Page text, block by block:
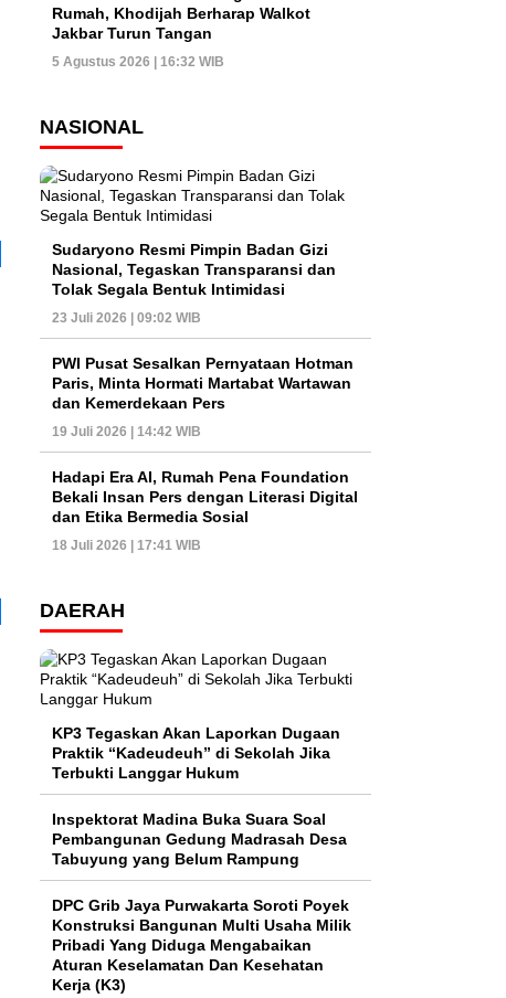
Rumah, Khodijah Berharap Walkot
Jakbar Turun Tangan
5 Agustus 2026 | 16:32 WIB
NASIONAL
Sudaryono Resmi Pimpin Badan Gizi
Nasional, Tegaskan Transparansi dan
Tolak Segala Bentuk Intimidasi
23 Juli 2026 | 09:02 WIB
PWI Pusat Sesalkan Pernyataan Hotman
Paris, Minta Hormati Martabat Wartawan
dan Kemerdekaan Pers
19 Juli 2026 | 14:42 WIB
Hadapi Era AI, Rumah Pena Foundation
Bekali Insan Pers dengan Literasi Digital
dan Etika Bermedia Sosial
18 Juli 2026 | 17:41 WIB
DAERAH
KP3 Tegaskan Akan Laporkan Dugaan
Praktik “Kadeudeuh” di Sekolah Jika
Terbukti Langgar Hukum
Inspektorat Madina Buka Suara Soal
Pembangunan Gedung Madrasah Desa
Tabuyung yang Belum Rampung
DPC Grib Jaya Purwakarta Soroti Poyek
Konstruksi Bangunan Multi Usaha Milik
Pribadi Yang Diduga Mengabaikan
Aturan Keselamatan Dan Kesehatan
Kerja (K3)